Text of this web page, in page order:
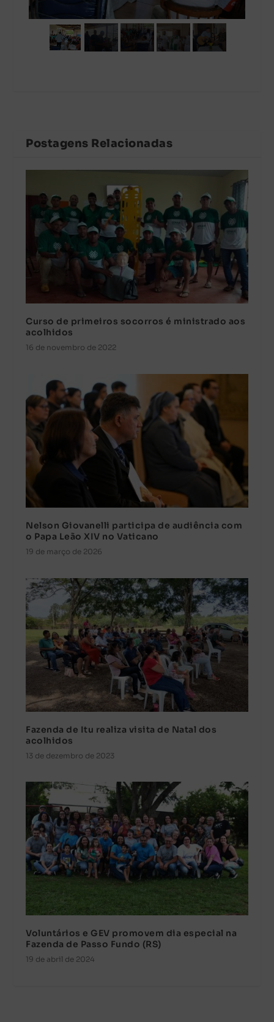
Postagens Relacionadas
Curso de primeiros socorros é ministrado aos
acolhidos
16 de novembro de 2022
Nelson Giovanelli participa de audiência com
o Papa Leão XIV no Vaticano
19 de março de 2026
Fazenda de Itu realiza visita de Natal dos
acolhidos
13 de dezembro de 2023
Voluntários e GEV promovem dia especial na
Fazenda de Passo Fundo (RS)
19 de abril de 2024